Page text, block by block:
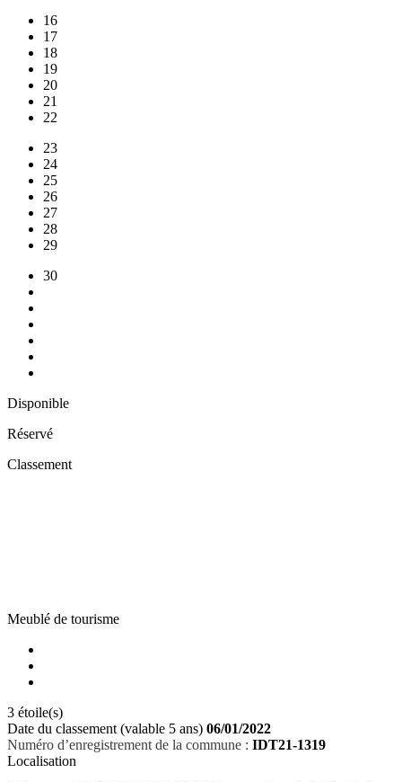
16
17
18
19
20
21
22
23
24
25
26
27
28
29
30
Disponible
Réservé
Classement
Meublé de tourisme
3 étoile(s)
Date du classement (valable 5 ans) 06/01/2022
Numéro d’enregistrement de la commune : IDT21-1319
Localisation